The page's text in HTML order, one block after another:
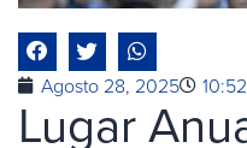
Agosto 28, 2025 10:52
Lugar